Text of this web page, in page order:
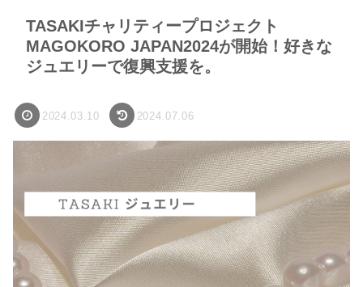
TASAKIチャリティープロジェクト
MAGOKORO JAPAN2024が開始！好きな
ジュエリーで復興支援を。
2024.03.10 2024.07.06